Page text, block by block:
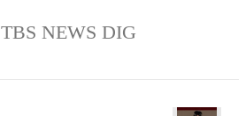
TBS NEWS DIG